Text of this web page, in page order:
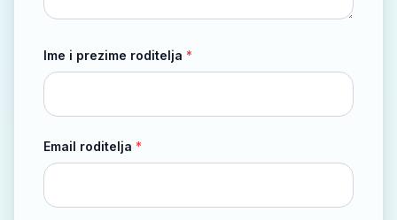
Ime i prezime roditelja *
Email roditelja *